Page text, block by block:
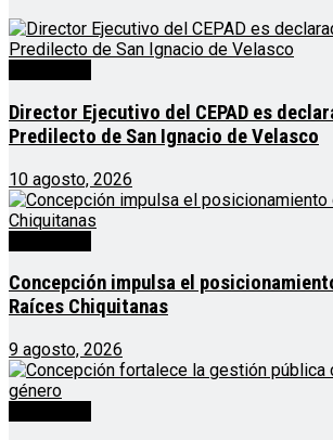
Director Ejecutivo del CEPAD es
Predilecto de San Ignacio de Velasco
10 agosto, 2026
Concepción impulsa el
Raíces Chiquitanas
9 agosto, 2026